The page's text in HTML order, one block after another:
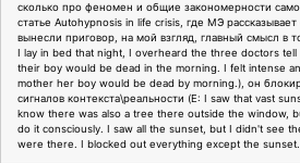
сколько про феномен и общие закономерности
статье Autohypnosis in life crisis, где МЭ
вынесли приговор, на мой взгляд, главный смысл в
I lay in bed that night, I overheard the three doctors
their boy would be dead in the morning.
I felt intense
mother her boy would be dead by morning.), он
сигналов контекста\реальности (E: I saw that vast
know there was also a tree there outside the window,
do it consciously. I saw all the sunset, but I didn't see
were there. I blocked out everything except the sunset.